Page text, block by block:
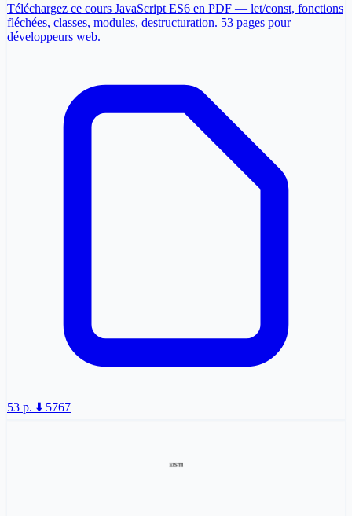
Téléchargez ce cours JavaScript ES6 en PDF — let/const, fonctions
fléchées, classes, modules, destructuration. 53 pages pour
développeurs web.
53 p. ⬇️ 5767